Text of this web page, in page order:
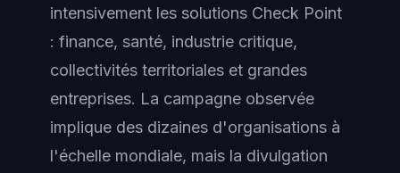
intensivement les solutions Check Point
: finance, santé, industrie critique,
collectivités territoriales et grandes
entreprises. La campagne observée
implique des dizaines d'organisations à
l'échelle mondiale, mais la divulgation